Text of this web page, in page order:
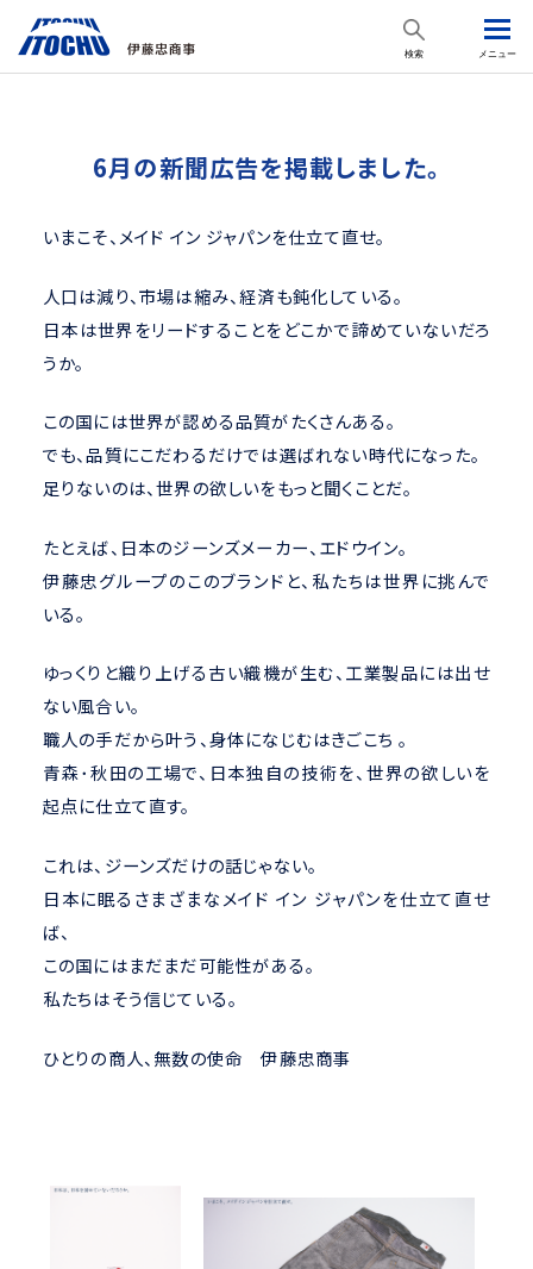
検索 メニュー
6月の新聞広告を掲載しました。
いまこそ、メイド イン ジャパンを仕立て直せ。
人口は減り、市場は縮み、経済も鈍化している。
日本は世界をリードすることをどこかで諦めていないだろ
うか。
この国には世界が認める品質がたくさんある。
でも、品質にこだわるだけでは選ばれない時代になった。
足りないのは、世界の欲しいをもっと聞くことだ。
たとえば、日本のジーンズメーカー、エドウイン。
伊藤忠グループのこのブランドと、私たちは世界に挑んで
いる。
ゆっくりと織り上げる古い織機が生む、工業製品には出せ
ない風合い。
職人の手だから叶う、身体になじむはきごこち 。
青森･秋田の工場で、日本独自の技術を、世界の欲しいを
起点に仕立て直す。
これは、ジーンズだけの話じゃない。
日本に眠るさまざまなメイド イン ジャパンを仕立て直せ
ば、
この国にはまだまだ可能性がある。
私たちはそう信じている。
ひとりの商人、無数の使命 伊藤忠商事